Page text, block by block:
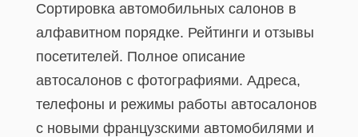
Сортировка автомобильных салонов в
алфавитном порядке. Рейтинги и отзывы
посетителей. Полное описание
автосалонов с фотографиями. Адреса,
телефоны и режимы работы автосалонов
с новыми французскими автомобилями и